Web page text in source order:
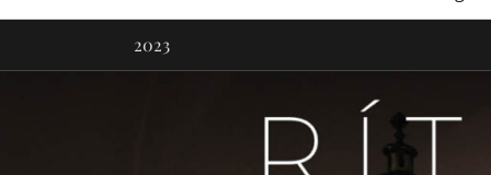
menu
2023